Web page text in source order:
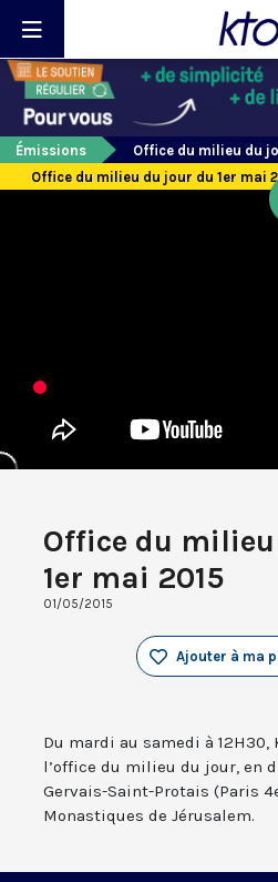
Émissions
Office du milieu du
Office du milieu du jour du 1er mai
Office du
1er mai 2015
01/05/2015
Ajouter à ma
Du mardi au samedi à 12H30,
l’office du milieu du jour, en
Gervais-Saint-Protais (Paris
Monastiques de Jérusalem.